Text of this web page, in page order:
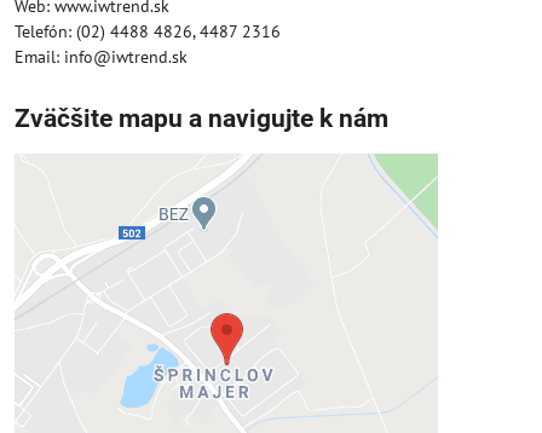
Web: www.iwtrend.sk
Telefón: (02) 4488 4826, 4487 2316
Email: info@iwtrend.sk
Zväčšite mapu a navigujte k nám
Externý obsah je blokovaný
Prajete si načítať externý obsah?
Povoliť tentokrát